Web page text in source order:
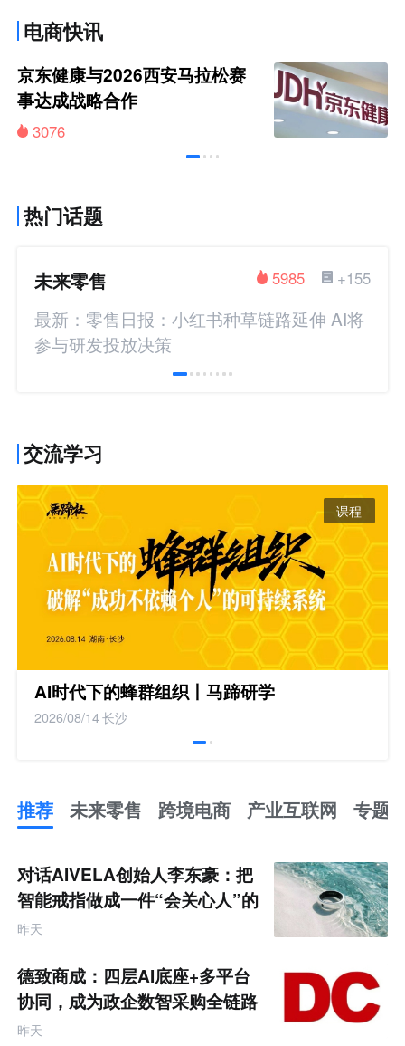
电商快讯
京东健康与2026西安马拉松赛
事达成战略合作
3076
热门话题
未来零售 +155
5985
最新：零售日报：小红书种草链路延伸 AI将
参与研发投放决策
交流学习
课程
AI时代下的蜂群组织丨马蹄研学
2026/08/14长沙
推荐 未来零售 跨境电商 产业互联网 专题
来
零
售
跨
境
商
产
业
互
联
网
对话AIVELA创始人李东豪：把
智能戒指做成一件“会关心人”的
饰品
昨天
德致商成：四层AI底座+多平台
协同，成为政企数智采购全链路
服务商
昨天